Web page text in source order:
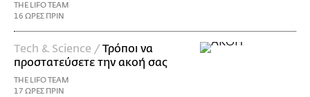
THE LIFO TEAM
16 ΩΡΕΣ ΠΡΙΝ
Τech & Science / Τρόποι να
προστατεύσετε την ακοή σας
THE LIFO TEAM
17 ΩΡΕΣ ΠΡΙΝ